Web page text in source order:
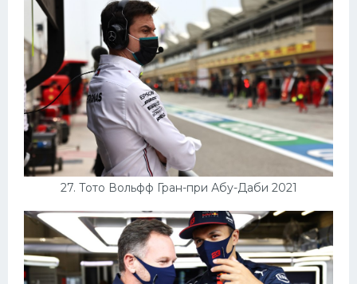
27. Тото Вольфф Гран-при Абу-Даби 2021